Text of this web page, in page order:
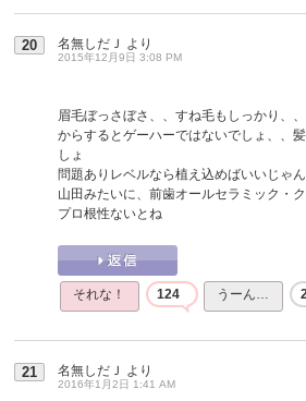
20 名無しだＪ より
2015年12月9日 3:08 PM
眉毛ぼっさぼさ、、すね毛もしっかり、、
からするとゲーハーではないでしょ、、
しょ
問題ありレベルなら植え込めばいいじゃん
山田みたいに、前歯オールセラミック・
プロ根性ないとね
それな！ 124 うーん…
21 名無しだＪ より
2016年1月2日 1:41 AM